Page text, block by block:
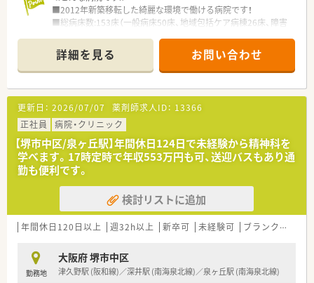
■2012年新築移転した綺麗な環境で働ける病院です！
■総病床数:153床（一般病床50床、地域包括ケア病棟26床、障害
■二次救急病院として急性期で入院される患者様の治療、地域包
括ケア病棟での在宅復帰支援、障害者施設等病棟で長期的な療養
が必要な患者を受け入れを行っています。
■病院での診療だけでなく、病気の早期発見のための健康診断、
ご自宅で療養されている方のために訪問診療や訪問看護・訪問リ
ハビリなど、包括的なサービスを提供しています。
■大きな病院ではございませんが、複数の診療科を経験すること
ができます。
≪業務内容≫
■入院患者様の調剤、監査、服薬指導 ※外来は院外処方
■注射払い出し（混注業務無し）
■医薬品管理、医薬品情報管理
■持参薬管理
≪おすすめポイント≫
■4週8休できちんとお休みがとれます。
詳細を見る お問い合わせ
更新日： 2026/07/07 薬剤師求人ID： 13366
正社員
病院・クリニック
【堺市中区/泉ヶ丘駅】年間休日124日で未経験から精神科を
学べます。17時定時で年収553万円も可、送迎バスもあり通
勤も便利です。
検討リストに追加
年間休日120日以上 週32h以上 新卒可 未経験可 ブランク可
勤務地
大阪府 堺市中区
津久野駅 (阪和線)／深井駅 (南海泉北線)／泉ヶ丘駅 (南海泉北線)